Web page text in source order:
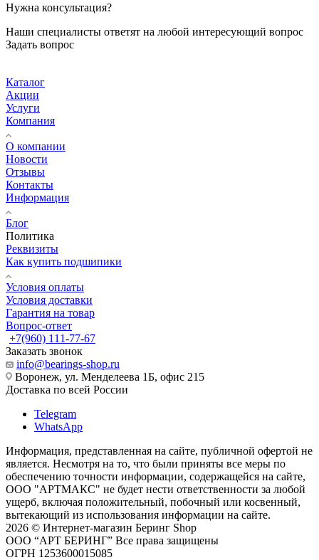
Нужна консультация?
Наши специалисты ответят на любой интересующий вопрос
Задать вопрос
Каталог
Акции
Услуги
Компания
О компании
Новости
Отзывы
Контакты
Информация
Блог
Политика
Реквизиты
Как купить подшипики
Условия оплаты
Условия доставки
Гарантия на товар
Вопрос-ответ
+7(960) 111-77-67
Заказать звонок
info@bearings-shop.ru
Воронеж, ул. Менделеева 1Б, офис 215
Доставка по всей России
Telegram
WhatsApp
Информация, представленная на сайте, публичной офертой не
является. Несмотря на то, что были приняты все меры по
обеспечению точности информации, содержащейся на сайте,
ООО "АРТМАКС" не будет нести ответственности за любой
ущерб, включая положительный, побочный или косвенный,
вытекающий из использования информации на сайте.
2026 © Интернет-магазин Беринг Shop
ООО “АРТ БЕРИНГ” Все права защищены
ОГРН 1253600015085